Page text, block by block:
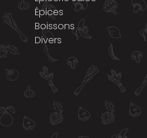
Épices
Boissons
Divers